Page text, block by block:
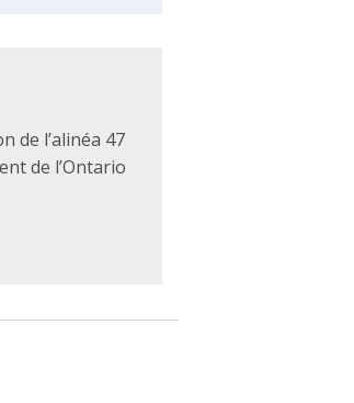
de l’alinéa 47
de l’Ontario